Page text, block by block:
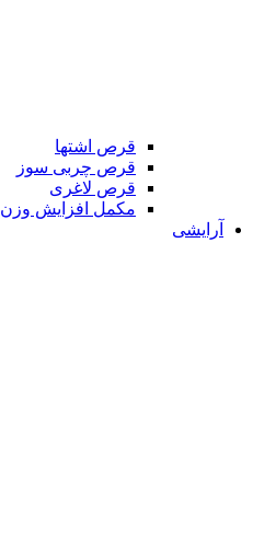
قرص اشتها
قرص چربی سوز
قرص لاغری
مکمل افزایش وزن
آرایشی